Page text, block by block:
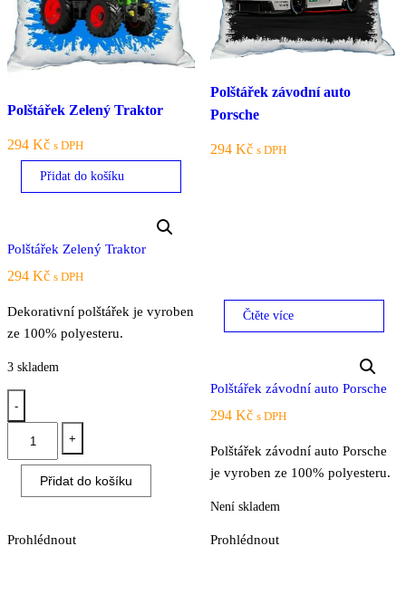
Polštářek Zelený Traktor
294 Kč s DPH
Přidat do košíku
Polštářek Zelený Traktor
294 Kč s DPH
Dekorativní polštářek je vyroben
ze 100% polyesteru.
3 skladem
-
Traktor
množství
+
Přidat do košíku
Prohlédnout
Polštářek závodní auto
Porsche
294 Kč s DPH
Čtěte více
Polštářek závodní auto Porsche
294 Kč s DPH
Polštářek závodní auto Porsche
je vyroben ze 100% polyesteru.
Není skladem
Prohlédnout